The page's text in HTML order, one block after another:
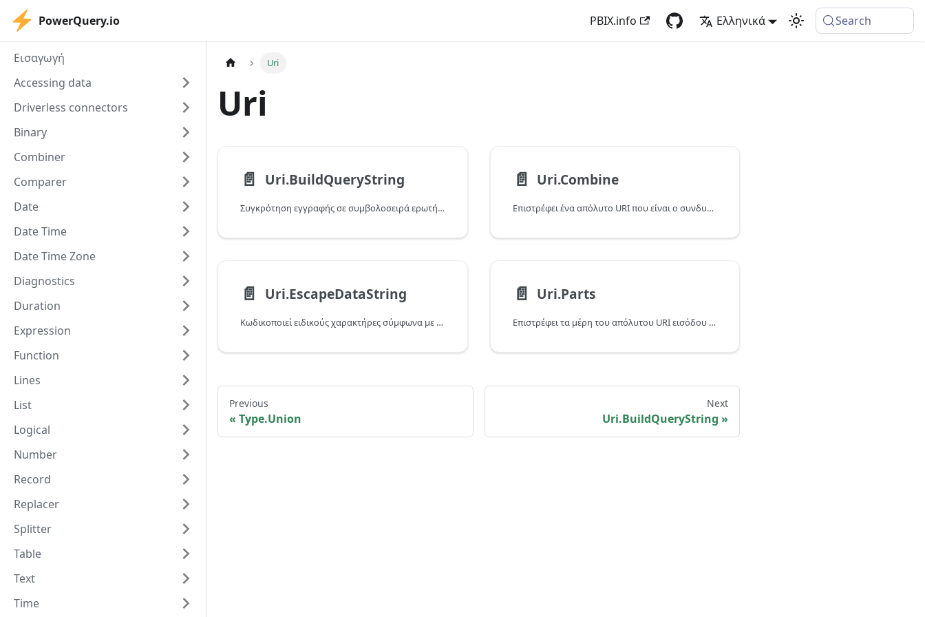
PowerQuery.io PBIX.info Ελληνικά Search
Εισαγωγή
Accessing data
Driverless connectors
Binary
Combiner
Comparer
Date
Date Time
Date Time Zone
Diagnostics
Duration
Expression
Function
Lines
List
Logical
Number
Record
Replacer
Splitter
Table
Text
Time
Uri
Uri
📄️ Uri.BuildQueryString
Συγκρότηση εγγραφής σε συμβολοσειρά ερωτήματος URI.
📄️ Uri.Combine
Επιστρέφει ένα απόλυτο URI που είναι ο συνδυασμός του URI βάσης εισόδου και του σχετικού URI.
📄️ Uri.EscapeDataString
Κωδικοποιεί ειδικούς χαρακτήρες σύμφωνα με το πρότυπο RFC 3986.
📄️ Uri.Parts
Επιστρέφει τα μέρη του απόλυτου URI εισόδου ως εγγραφή.
Previous
Type.Union
Next
Uri.BuildQueryString